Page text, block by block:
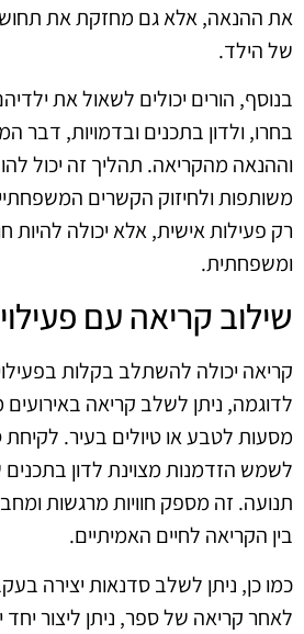
את ההנאה, אלא גם מחזקת את
של הילד.
בנוסף, הורים יכולים לשאול את
בחרו, ולדון בתכנים ובדמויות, דבר
וההנאה מהקריאה. תהליך זה יכול
משותפות ולחיזוק הקשרים
רק פעילות אישית, אלא יכולה להיות
ומשפחתית.
שילוב קריאה עם
קריאה יכולה להשתלב בקלות
לדוגמה, ניתן לשלב קריאה
מסעות לטבע או טיולים בעיר. לקיחת
לשמש הזדמנות מצוינת לדון
תנועה. זה מספק חוויות מרגשות
בין הקריאה לחיים האמיתיים.
כמו כן, ניתן לשלב סדנאות יצירה
לאחר קריאה של ספר, ניתן ליצור